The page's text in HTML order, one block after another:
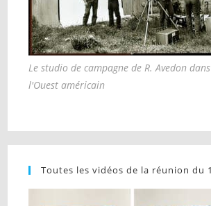
Le studio de campagne de R. Avedon dans
l'Ouest américain
Toutes les vidéos de la réunion du